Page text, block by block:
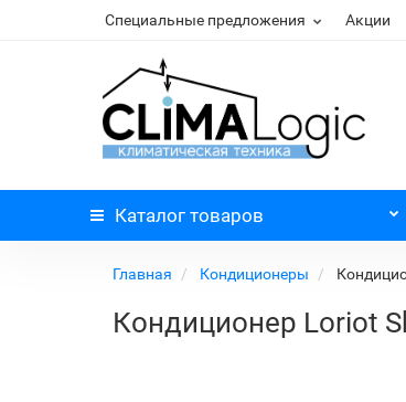
Специальные предложения Акции
Каталог товаров
Главная Кондиционеры
Кондиционер Loriot